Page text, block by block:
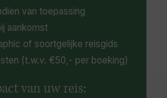
van toepassing
aankomst
of soortgelijke reisgids
(t.w.v. €50,- per boeking)
van uw reis: